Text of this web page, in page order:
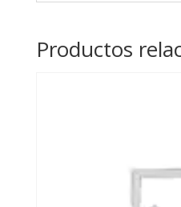
Productos